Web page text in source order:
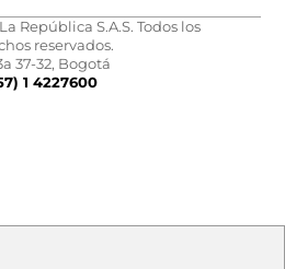
República S.A.S. Todos los
reservados.
37-32, Bogotá
1 4227600